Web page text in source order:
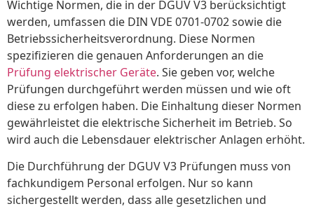
Wichtige Normen, die in der DGUV V3 berücksichtigt
werden, umfassen die DIN VDE 0701-0702 sowie die
Betriebssicherheitsverordnung. Diese Normen
spezifizieren die genauen Anforderungen an die
Prüfung elektrischer Geräte. Sie geben vor, welche
Prüfungen durchgeführt werden müssen und wie oft
diese zu erfolgen haben. Die Einhaltung dieser Normen
gewährleistet die elektrische Sicherheit im Betrieb. So
wird auch die Lebensdauer elektrischer Anlagen erhöht.
Die Durchführung der DGUV V3 Prüfungen muss von
fachkundigem Personal erfolgen. Nur so kann
sichergestellt werden, dass alle gesetzlichen und